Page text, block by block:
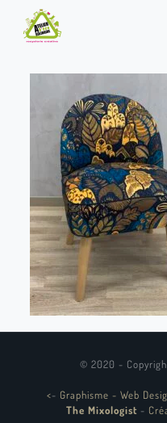
© 2020 -
<- Graphisme - Web
The Mixologist -